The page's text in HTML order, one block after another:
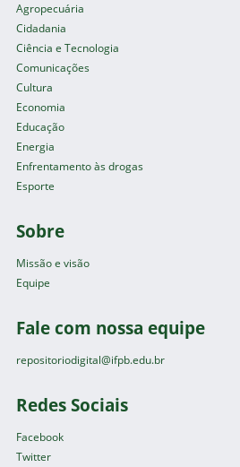
Agropecuária
Cidadania
Ciência e Tecnologia
Comunicações
Cultura
Economia
Educação
Energia
Enfrentamento às drogas
Esporte
Sobre
Missão e visão
Equipe
Fale com nossa equipe
repositoriodigital@ifpb.edu.br
Redes Sociais
Facebook
Twitter